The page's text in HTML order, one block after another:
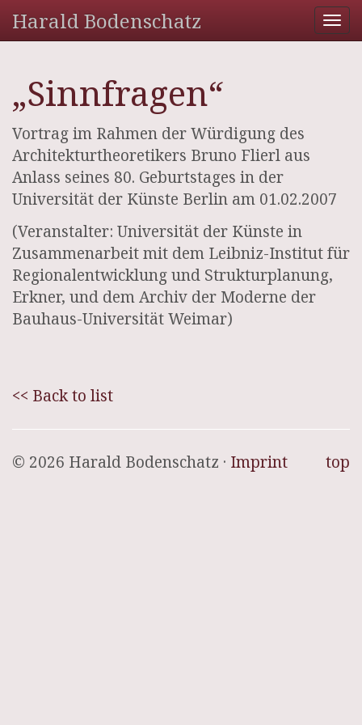
Harald Bodenschatz
„Sinnfragen“
Vortrag im Rahmen der Würdigung des
Architekturtheoretikers Bruno Flierl aus
Anlass seines 80. Geburtstages in der
Universität der Künste Berlin am 01.02.2007
(Veranstalter: Universität der Künste in
Zusammenarbeit mit dem Leibniz-Institut für
Regionalentwicklung und Strukturplanung,
Erkner, und dem Archiv der Moderne der
Bauhaus-Universität Weimar)
<< Back to list
top
© 2026 Harald Bodenschatz · Imprint